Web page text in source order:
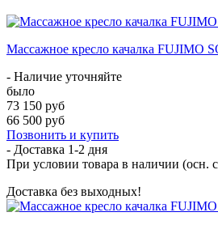
Массажное кресло качалка FUJIMO
- Наличие уточняйте
было
73 150 руб
66 500 руб
Позвонить и купить
- Доставка 1-2 дня
При условии товара в наличии (осн.
Доставка без выходных!